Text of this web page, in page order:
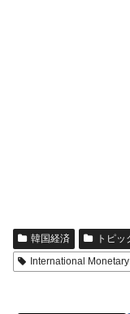
韓国経済 トピッ
International